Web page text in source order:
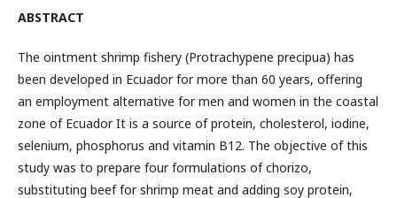
ABSTRACT
The ointment shrimp fishery (Protrachypene precipua) has
been developed in Ecuador for more than 60 years, offering
an employment alternative for men and women in the coastal
zone of Ecuador It is a source of protein, cholesterol, iodine,
selenium, phosphorus and vitamin B12. The objective of this
study was to prepare four formulations of chorizo,
substituting beef for shrimp meat and adding soy protein,